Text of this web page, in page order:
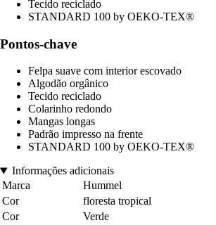
Tecido reciclado
STANDARD 100 by OEKO-TEX®
Pontos-chave
Felpa suave com interior escovado
Algodão orgânico
Tecido reciclado
Colarinho redondo
Mangas longas
Padrão impresso na frente
STANDARD 100 by OEKO-TEX®
Informações adicionais
Marca
Hummel
Cor
floresta tropical
Cor
Verde